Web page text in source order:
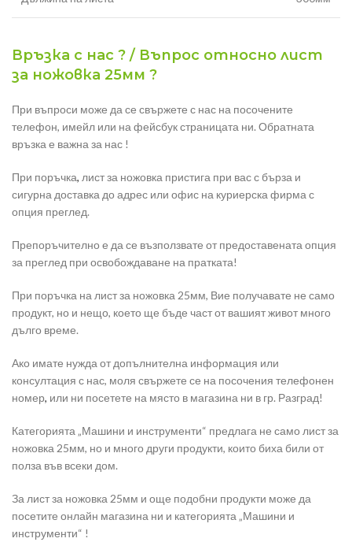
Връзка с нас ? / Въпрос относно лист
за ножовка 25мм ?
При въпроси може да се свържете с нас на посочените
телефон, имейл или на фейсбук страницата ни. Обратната
връзка е важна за нас !
При поръчка, лист за ножовка пристига при вас с бърза и
сигурна доставка до адрес или офис на куриерска фирма с
опция преглед.
Препоръчително е да се възползвате от предоставената опция
за преглед при освобождаване на пратката!
При поръчка на лист за ножовка 25мм, Вие получавате не само
продукт, но и нещо, което ще бъде част от вашият живот много
дълго време.
Ако имате нужда от допълнителна информация или
консултация с нас, моля свържете се на посочения телефонен
номер, или ни посетете на място в магазина ни в гр. Разград!
Категорията „Машини и инструменти“ предлага не само лист за
ножовка 25мм, но и много други продукти, които биха били от
полза във всеки дом.
За лист за ножовка 25мм и още подобни продукти може да
посетите онлайн магазина ни и категорията „Машини и
инструменти“ !